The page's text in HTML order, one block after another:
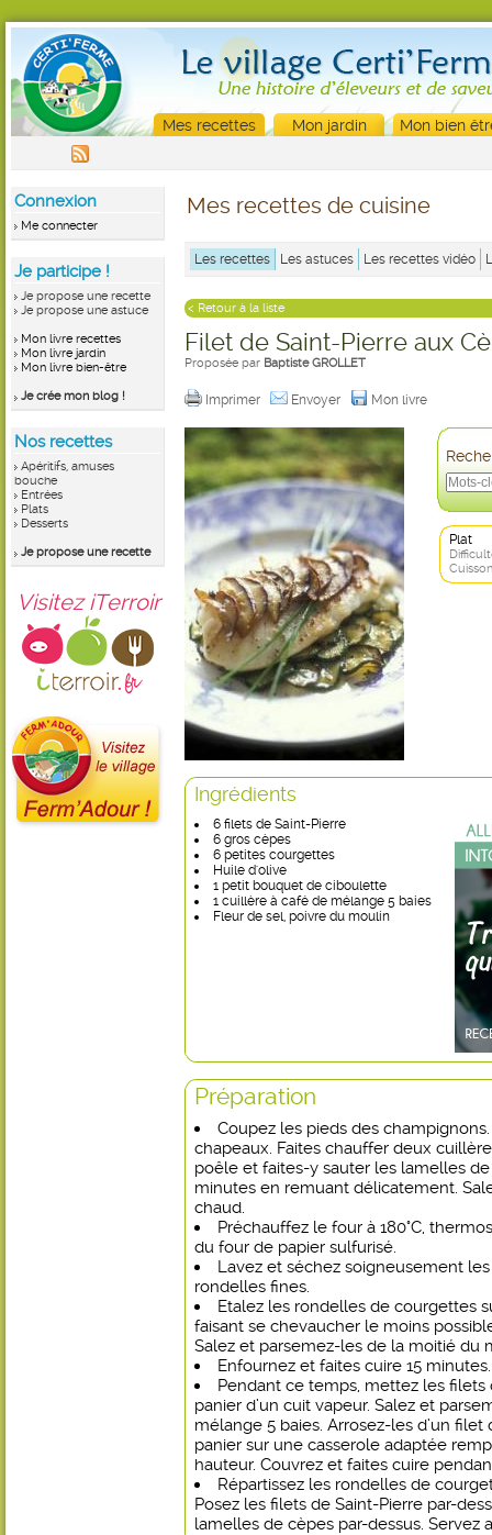
Mes recettes Mon jardin Mon bien
Connexion
Me connecter
Je participe !
Je propose une recette
Je propose une astuce
Mon livre recettes
Mon livre jardin
Mon livre bien-être
Je crée mon blog !
Nos recettes
Apéritifs, amuses
bouche
Entrées
Plats
Desserts
Je propose une recette
Visitez iTerroir
Mes recettes de cuisine
Les recettes Les astuces Les recettes vidéo
< Retour à la liste
Filet de Saint-Pierre aux
Proposée par Baptiste GROLLET
Imprimer Envoyer Mon livre
Plat
Ingrédients
6 filets de Saint-Pierre
6 gros cèpes
6 petites courgettes
Huile d'olive
1 petit bouquet de ciboulette
1 cuillère à café de mélange 5 baies
Fleur de sel, poivre du moulin
Préparation
Coupez les pieds des
chapeaux. Faites chauffer deux
poêle et faites-y sauter les lamelles
minutes en remuant délicatement.
chaud.
Préchauffez le four à 180°C,
du four de papier sulfurisé.
Lavez et séchez soigneusement
rondelles fines.
Etalez les rondelles de courgettes
faisant se chevaucher le moins
Salez et parsemez-les de la moitié du
Enfournez et faites cuire 15 minutes.
Pendant ce temps, mettez les filets
panier d’un cuit vapeur. Salez et
mélange 5 baies. Arrosez-les d’un filet
panier sur une casserole adaptée
hauteur. Couvrez et faites cuire
Répartissez les rondelles de
Posez les filets de Saint-Pierre par-
lamelles de cèpes par-dessus. Servez